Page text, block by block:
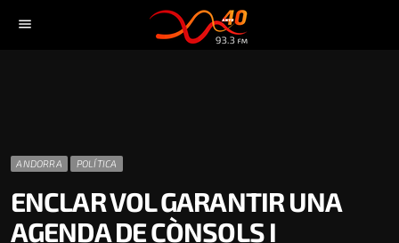
menu
ANDORRA POLÍTICA
ENCLAR VOL GARANTIR UNA
AGENDA DE CÒNSOLS I